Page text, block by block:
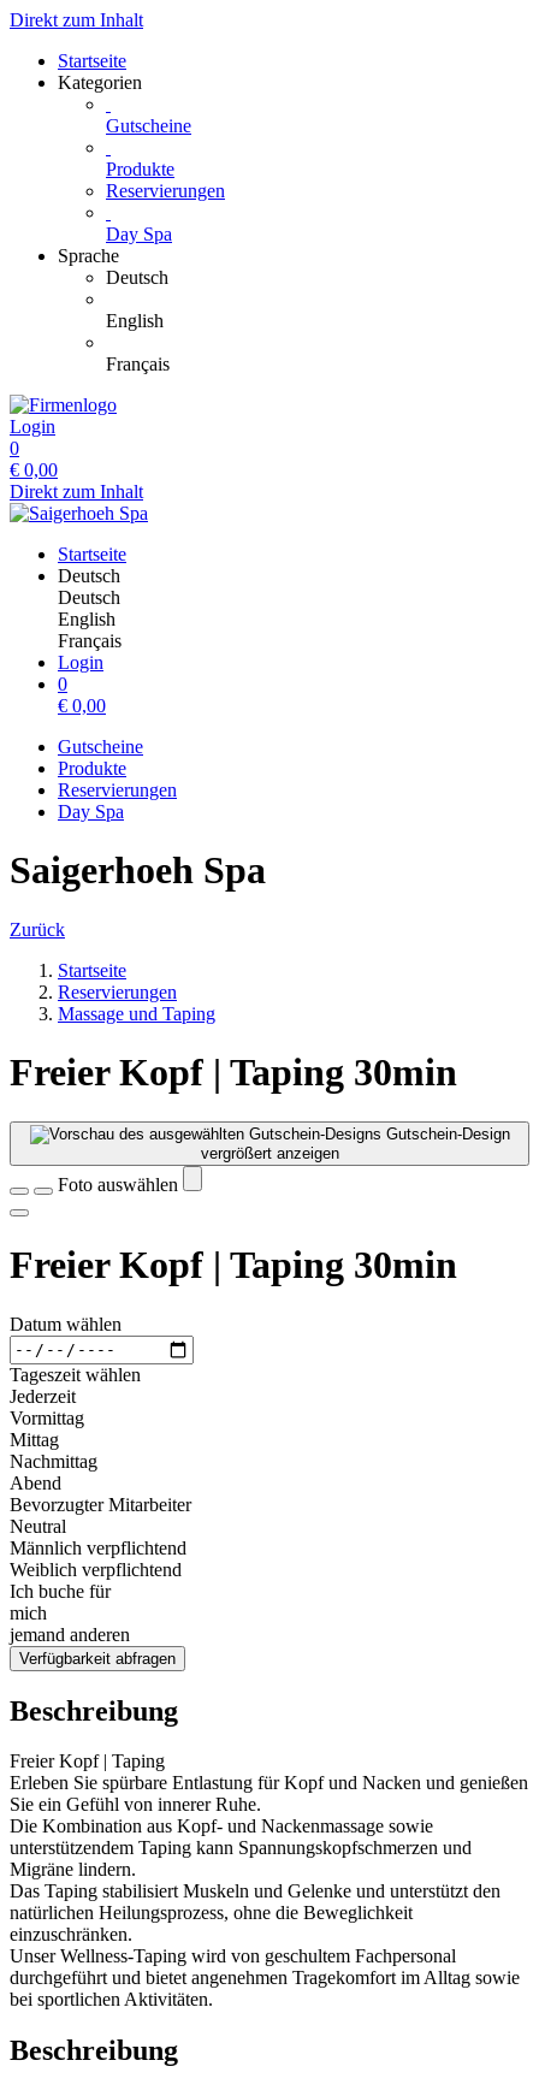
Direkt zum Inhalt
Startseite
Kategorien
Gutscheine
Produkte
Reservierungen
Day Spa
Sprache
Deutsch
English
Français
Login
0
€ 0,00
Direkt zum Inhalt
Startseite
Deutsch
Deutsch
English
Français
Login
0
€ 0,00
Gutscheine
Produkte
Reservierungen
Day Spa
Saigerhoeh Spa
Zurück
Startseite
Reservierungen
Massage und Taping
Freier Kopf | Taping 30min
Gutschein-Design
vergrößert anzeigen
Foto auswählen
Freier Kopf | Taping 30min
Datum wählen
Tageszeit wählen
Jederzeit
Vormittag
Mittag
Nachmittag
Abend
Bevorzugter Mitarbeiter
Neutral
Männlich verpflichtend
Weiblich verpflichtend
Ich buche für
mich
jemand anderen
Verfügbarkeit abfragen
Beschreibung
Freier Kopf | Taping
Erleben Sie spürbare Entlastung für Kopf und Nacken und genießen
Sie ein Gefühl von innerer Ruhe.
Die Kombination aus Kopf- und Nackenmassage sowie
unterstützendem Taping kann Spannungskopfschmerzen und
Migräne lindern.
Das Taping stabilisiert Muskeln und Gelenke und unterstützt den
natürlichen Heilungsprozess, ohne die Beweglichkeit
einzuschränken.
Unser Wellness-Taping wird von geschultem Fachpersonal
durchgeführt und bietet angenehmen Tragekomfort im Alltag sowie
bei sportlichen Aktivitäten.
Beschreibung